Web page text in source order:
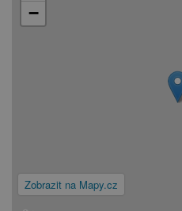
Zobrazit na Mapy.cz
−